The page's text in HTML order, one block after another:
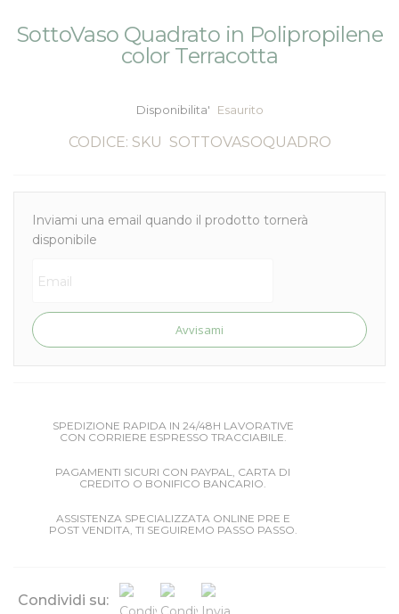
alla
immagini
all'inizio
SottoVaso Quadrato in Polipropilene
color Terracotta
Disponibilita' Esaurito
CODICE: SKU SOTTOVASOQUADRO
Inviami una email quando il prodotto tornerà
disponibile
Avvisami
SPEDIZIONE RAPIDA IN 24/48H LAVORATIVE
CON CORRIERE ESPRESSO TRACCIABILE.
PAGAMENTI SICURI CON PAYPAL, CARTA DI
CREDITO O BONIFICO BANCARIO.
ASSISTENZA SPECIALIZZATA ONLINE PRE E
POST VENDITA, TI SEGUIREMO PASSO PASSO.
Condividi su: